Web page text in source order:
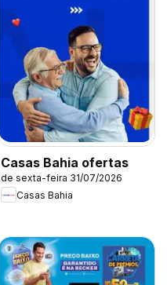
Casas Bahia ofertas
de sexta-feira 31/07/2026
Casas Bahia